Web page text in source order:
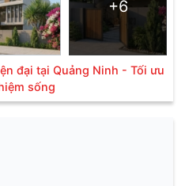
+6
đại tại Quảng Ninh - Tối ưu
sống